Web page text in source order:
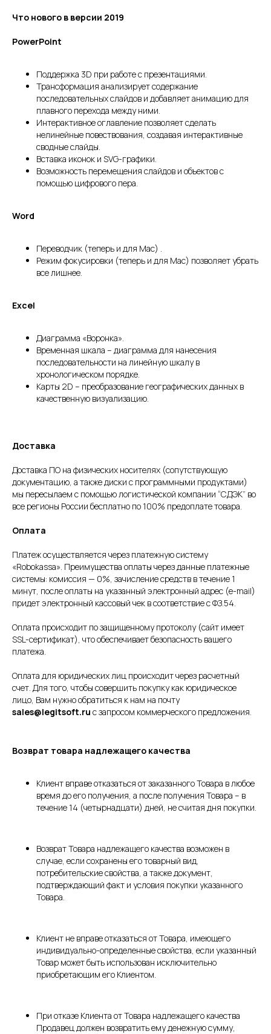
Что нового в версии 2019
PowerPoint
Поддержка 3D при работе с презентациями.
Трансформация анализирует содержание
последовательных слайдов и добавляет анимацию для
плавного перехода между ними.
Интерактивное оглавление позволяет сделать
нелинейные повествования, создавая интерактивные
сводные слайды.
Вставка иконок и SVG-графики.
Возможность перемещения слайдов и объектов с
помощью цифрового пера.
Word
Переводчик (теперь и для Mac) .
Режим фокусировки (теперь и для Mac) позволяет убрать
все лишнее.
Excel
Диаграмма «Воронка».
Временная шкала – диаграмма для нанесения
последовательности на линейную шкалу в
хронологическом порядке.
Карты 2D – преобразование географических данных в
качественную визуализацию.
Доставка
Доставка ПО на физических носителях (сопутствующую
документацию, а также диски с программными продуктами)
мы пересылаем с помощью логистической компании “СДЭК” во
все регионы России бесплатно по 100% предоплате товара.
Оплата
Платеж осуществляется через платежную систему
«Robokassa». Преимущества оплаты через данные платежные
системы: комиссия — 0%, зачисление средств в течение 1
минут, после оплаты на указанный электронный адрес (e-mail)
придет электронный кассовый чек в соответствие с ФЗ.54.
Оплата происходит по защищенному протоколу (сайт имеет
SSL-сертификат), что обеспечивает безопасность вашего
платежа.
Оплата для юридических лиц происходит через расчетный
счет. Для того, чтобы совершить покупку как юридическое
лицо, Вам нужно обратиться к нам на почту
sales@legitsoft.ru с запросом коммерческого предложения.
Возврат товара надлежащего качества
Клиент вправе отказаться от заказанного Товара в любое
время до его получения, а после получения Товара – в
течение 14 (четырнадцати) дней, не считая дня покупки.
Возврат Товара надлежащего качества возможен в
случае, если сохранены его товарный вид,
потребительские свойства, а также документ,
подтверждающий факт и условия покупки указанного
Товара.
Клиент не вправе отказаться от Товара, имеющего
индивидуально-определенные свойства, если указанный
Товар может быть использован исключительно
приобретающим его Клиентом.
При отказе Клиента от Товара надлежащего качества
Продавец должен возвратить ему денежную сумму,